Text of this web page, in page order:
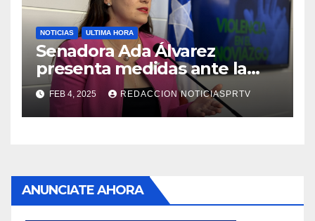
NOTICIAS ULTIMA HORA
Senadora Ada Álvarez
presenta medidas ante la
violencia en el noviazgo
FEB 4, 2025 REDACCION NOTICIASPRTV
ANUNCIATE AHORA